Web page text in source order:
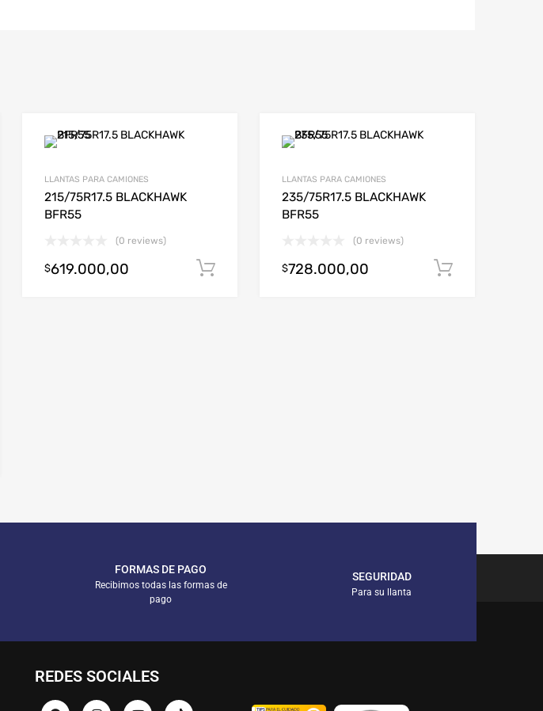
LLANTAS PARA CAMIONES
215/75R17.5 BLACKHAWK
BFR55
(0 reviews)
$619.000,00 Añadir al carrito
LLANTAS PARA CAMIONES
235/75R17.5 BLACKHAWK
BFR55
(0 reviews)
$728.000,00
FORMAS DE PAGO
Recibimos todas las formas de
pago
SEGURIDAD
Para su llanta
REDES SOCIALES